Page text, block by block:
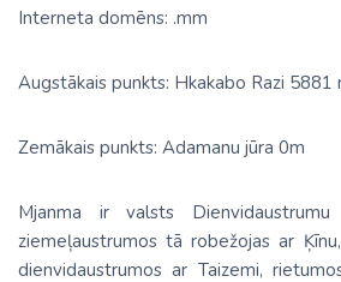
Interneta domēns: .mm
Augstākais punkts: Hkakabo Razi 5881
Zemākais punkts: Adamanu jūra 0m
Mjanma ir valsts
ziemeļaustrumos tā robežojas ar
dienvidaustrumos ar Taizemi,